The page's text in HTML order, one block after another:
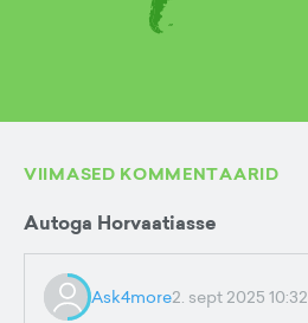
VIIMASED KOMMENTAARID
Autoga Horvaatiasse
Ask4more2. sept 2025 10:32